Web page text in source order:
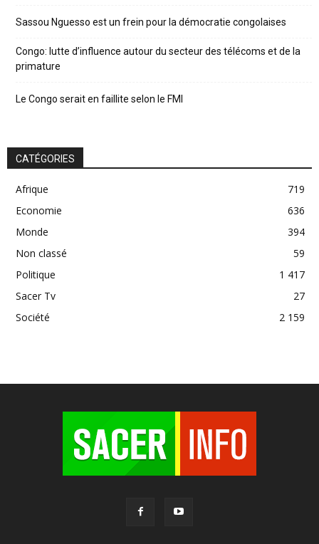
Sassou Nguesso est un frein pour la démocratie congolaises
Congo: lutte d’influence autour du secteur des télécoms et de la
primature
Le Congo serait en faillite selon le FMI
CATÉGORIES
Afrique
719
Economie
636
Monde
394
Non classé
59
Politique
1 417
Sacer Tv
27
Société
2 159